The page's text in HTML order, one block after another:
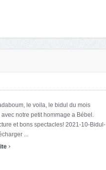
le voila, le bidul du mois
avec notre petit hommage a Bébel.
et bons spectacles! 2021-10-Bidul-
...
›